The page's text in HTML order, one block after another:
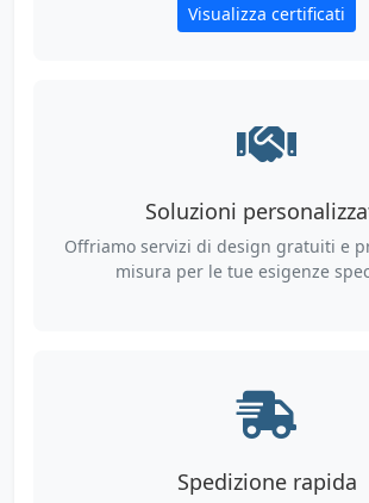
Visualizza certificati
Soluzioni
Offriamo servizi di design gratuiti e
misura per le tue esigenze
Spedizione rapida